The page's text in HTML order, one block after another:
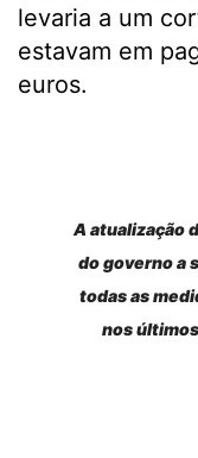
levaria a um
estavam em
euros.
A atualização
do governo a
todas as
nos